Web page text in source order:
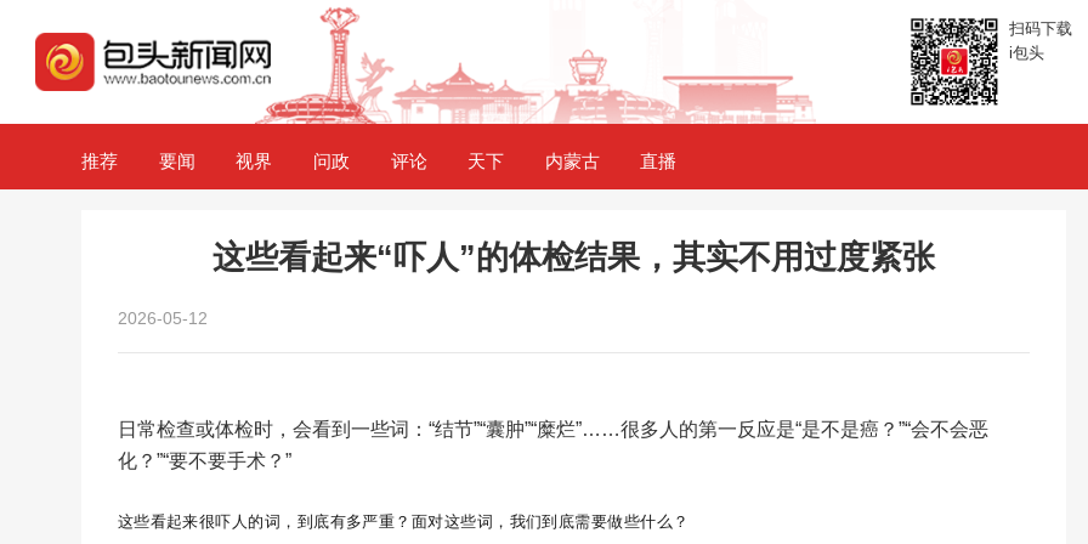
扫码下载
i包头
推荐 要闻 视界 问政 评论 天下 内蒙古 直播
这些看起来“吓人”的体检结果，其实不用过度紧张
2026-05-12
日常检查或体检时，会看到一些词：“结节”“囊肿”“糜烂”……很多人的第一反应是“是不是癌？”“会不会恶
化？”“要不要手术？”
这些看起来很吓人的词，到底有多严重？面对这些词，我们到底需要做些什么？